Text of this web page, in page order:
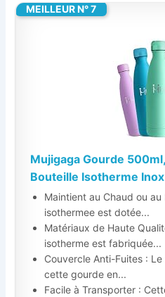
MEILLEUR N° 7
Mujigaga Gourde
Bouteille Isotherme
Maintient au Chaud ou
isothermee est dotée...
Matériaux de Haute
isotherme est fabriquée...
Couvercle Anti-Fuites :
cette gourde en...
Facile à Transporter :